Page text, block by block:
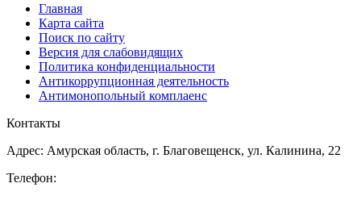
Главная
Карта сайта
Поиск по сайту
Версия для слабовидящих
Политика конфиденциальности
Антикоррупционная деятельность
Антимонопольный комплаенс
Контакты
Адрес: Амурская область, г. Благовещенск, ул. Калинина, 22
Телефон: